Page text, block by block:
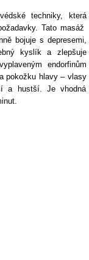
techniky, která
Tato masáž
bojuje s depresemi,
kyslík a zlepšuje
endorfinům
pokožku hlavy – vlasy
a hustší. Je vhodná